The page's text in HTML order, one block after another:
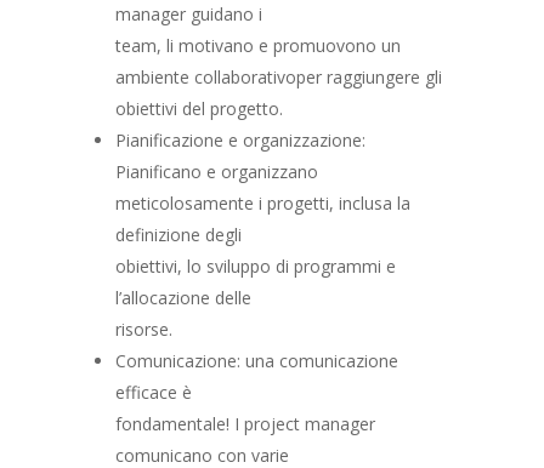
manager guidano i
team, li motivano e promuovono un
ambiente collaborativoper raggiungere gli
obiettivi del progetto.
Pianificazione e organizzazione:
Pianificano e organizzano
meticolosamente i progetti, inclusa la
definizione degli
obiettivi, lo sviluppo di programmi e
l’allocazione delle
risorse.
Comunicazione: una comunicazione
efficace è
fondamentale! I project manager
comunicano con varie